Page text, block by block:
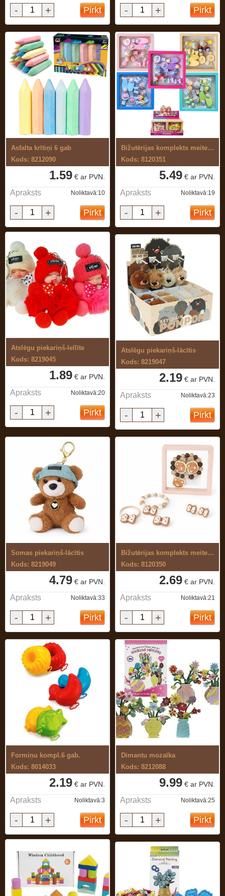
- + Pirkt - + Pirkt
Asfalta krītiņi 6 gab
Kods: 8212090
1.59 € ar PVN.
Apraksts Noliktavā:10
- + Pirkt
Bižutērijas komplekts meitenēm
Kods: 8120351
5.49 € ar PVN.
Apraksts Noliktavā:19
- + Pirkt
Atslēgu piekariņš-lellīte
Kods: 8219045
1.89 € ar PVN.
Apraksts Noliktavā:20
- + Pirkt
Atslēgu piekariņš-lācītis
Kods: 8219047
2.19 € ar PVN.
Apraksts Noliktavā:23
- + Pirkt
Somas piekariņš-lācītis
Kods: 8219049
4.79 € ar PVN.
Apraksts Noliktavā:33
- + Pirkt
Bižutērijas komplekts meitenēm
Kods: 8120350
2.69 € ar PVN.
Apraksts Noliktavā:21
- + Pirkt
Formiņu kompl.6 gab.
Kods: 8014033
2.19 € ar PVN.
Apraksts Noliktavā:3
- + Pirkt
Dimantu mozaīka
Kods: 8212088
9.99 € ar PVN.
Apraksts Noliktavā:25
- + Pirkt